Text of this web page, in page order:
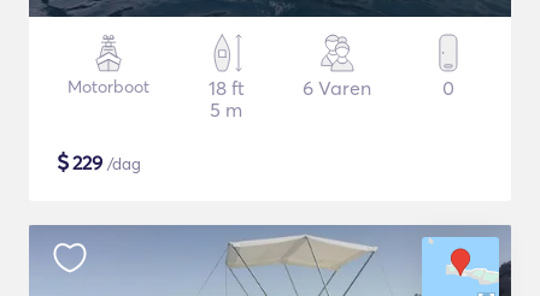
Motorboot
18 ft
5 m
6 Varen 0
$229 /dag